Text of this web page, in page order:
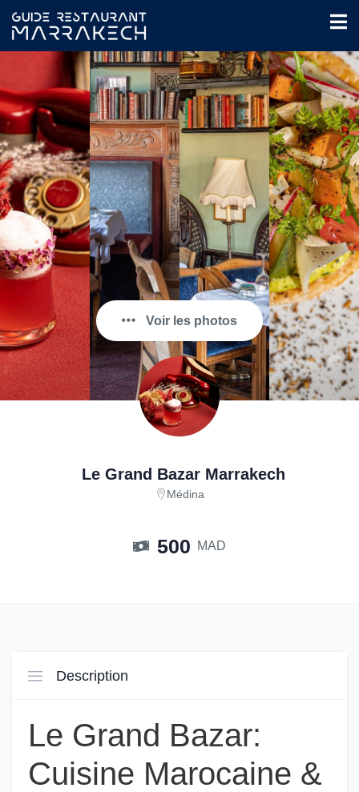
Voir les photos
Le Grand Bazar Marrakech
Médina
500 MAD
Description
Le Grand Bazar:
Cuisine Marocaine &